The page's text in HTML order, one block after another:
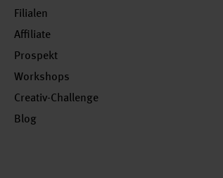
Filialen
Affiliate
Prospekt
Workshops
Creativ-Challenge
Blog